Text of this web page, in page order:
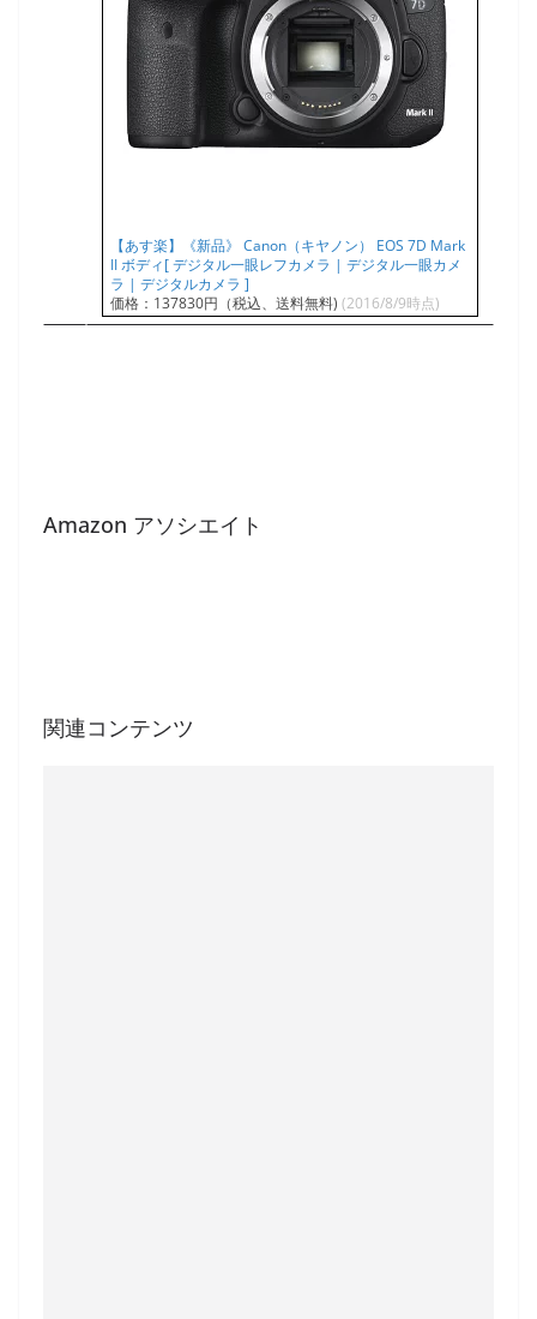
【あす楽】《新品》 Canon（キヤノン） EOS 7D Mark
II ボディ[ デジタル一眼レフカメラ | デジタル一眼カメ
ラ | デジタルカメラ ]
価格：137830円（税込、送料無料) (2016/8/9時点)
Amazon アソシエイト
関連コンテンツ